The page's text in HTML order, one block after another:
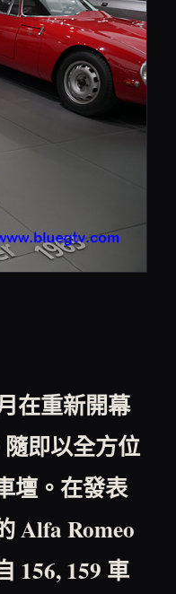
在重新開幕
即以全方位
壇。在發表
Alfa Romeo
156, 159 車